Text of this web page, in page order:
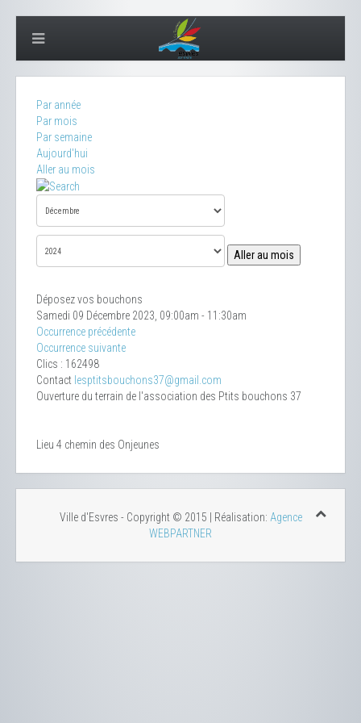
Par année
Par mois
Par semaine
Aujourd'hui
Aller au mois
Aller au mois
Déposez vos bouchons
Samedi 09 Décembre 2023, 09:00am - 11:30am
Occurrence précédente
Occurrence suivante
Clics : 162498
Contact lesptitsbouchons37@gmail.com
Ouverture du terrain de l'association des Ptits bouchons 37
Lieu 4 chemin des Onjeunes
Ville d'Esvres - Copyright © 2015 | Réalisation: Agence
WEBPARTNER